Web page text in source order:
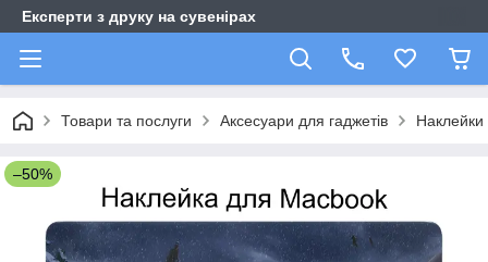
Експерти з друку на сувенірах
Товари та послуги Аксесуари для гаджетів
–50%